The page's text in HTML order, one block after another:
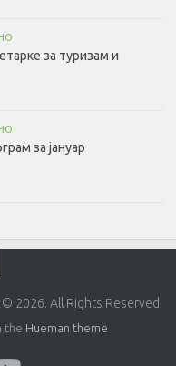
за туризам и
за јануар
2026. All Rights Reserved.
the Hueman theme